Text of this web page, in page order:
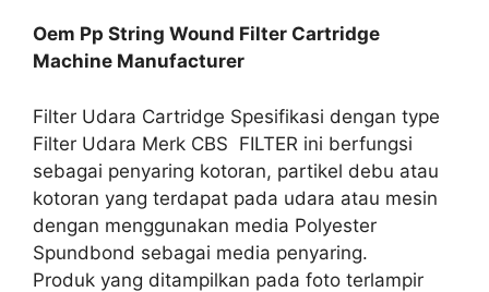
Oem Pp String Wound Filter Cartridge
Machine Manufacturer
Filter Udara Cartridge Spesifikasi dengan type
Filter Udara Merk CBS FILTER ini berfungsi
sebagai penyaring kotoran, partikel debu atau
kotoran yang terdapat pada udara atau mesin
dengan menggunakan media Polyester
Spundbond sebagai media penyaring.
Produk yang ditampilkan pada foto terlampir